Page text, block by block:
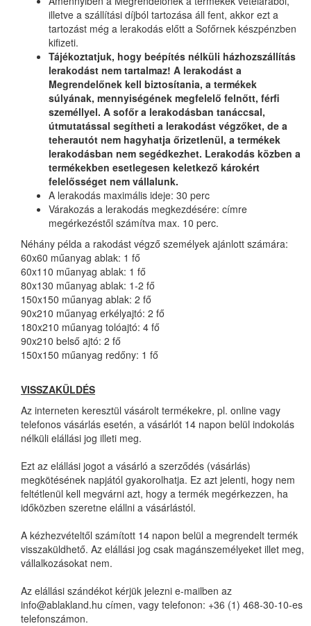
illetve a szállítási díjból tartozása áll fent, akkor ezt a
tartozást még a lerakodás előtt a Sofőrnek készpénzben
kifizeti.
Tájékoztatjuk, hogy beépítés nélküli házhozszállítás
lerakodást nem tartalmaz! A lerakodást a
Megrendelőnek kell biztosítania, a termékek
súlyának, mennyiségének megfelelő felnőtt, férfi
személlyel. A sofőr a lerakodásban tanáccsal,
útmutatással segítheti a lerakodást végzőket, de a
teherautót nem hagyhatja őrizetlenül, a termékek
lerakodásban nem segédkezhet. Lerakodás közben a
termékekben esetlegesen keletkező károkért
felelősséget nem vállalunk.
A lerakodás maximális ideje: 30 perc
Várakozás a lerakodás megkezdésére: címre
megérkezéstől számítva max. 10 perc.
Néhány példa a rakodást végző személyek ajánlott számára:
60x60 műanyag ablak: 1 fő
60x110 műanyag ablak: 1 fő
80x130 műanyag ablak: 1-2 fő
150x150 műanyag ablak: 2 fő
90x210 műanyag erkélyajtó: 2 fő
180x210 műanyag tolóajtó: 4 fő
90x210 belső ajtó: 2 fő
150x150 műanyag redőny: 1 fő
VISSZAKÜLDÉS
Az interneten keresztül vásárolt termékekre, pl. online vagy
telefonos vásárlás esetén, a vásárlót 14 napon belül indokolás
nélküli elállási jog illeti meg.
Ezt az elállási jogot a vásárló a szerződés (vásárlás)
megkötésének napjától gyakorolhatja. Ez azt jelenti, hogy nem
feltétlenül kell megvárni azt, hogy a termék megérkezzen, ha
időközben szeretne elállni a vásárlástól.
A kézhezvételtől számított 14 napon belül a megrendelt termék
visszaküldhető. Az elállási jog csak magánszemélyeket illet meg,
vállalkozásokat nem.
Az elállási szándékot kérjük jelezni e-mailben az
info@ablakland.hu címen, vagy telefonon: +36 (1) 468-30-10-es
telefonszámon.